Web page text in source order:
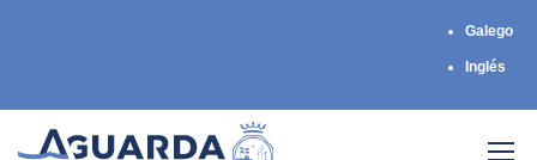
Galego
Inglés